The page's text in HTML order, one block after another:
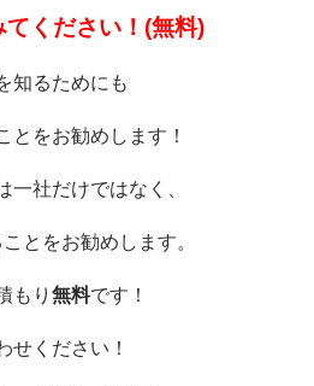
ください！(無料)
知るためにも
とをお勧めします！
一社だけではなく、
とをお勧めします。
もり無料です！
せください！